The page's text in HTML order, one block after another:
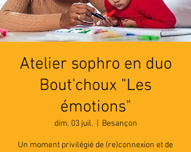
Atelier sophro en duo
Bout'choux "Les
émotions"
dim. 03 juil. Besançon
Un moment privilégié de (re)connexion et de